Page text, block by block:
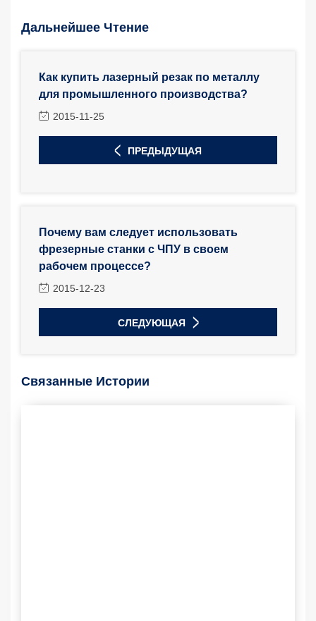
Дальнейшее Чтение
Как купить лазерный резак по металлу
для промышленного производства?
2015-11-25
ПРЕДЫДУЩАЯ
Почему вам следует использовать
фрезерные станки с ЧПУ в своем
рабочем процессе?
2015-12-23
СЛЕДУЮЩАЯ
Связанные Истории